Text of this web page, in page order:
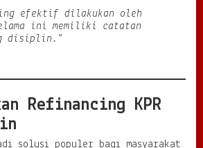
efektif dilakukan oleh
ini memiliki catatan
disiplin.”
Refinancing KPR
solusi populer bagi masyarakat